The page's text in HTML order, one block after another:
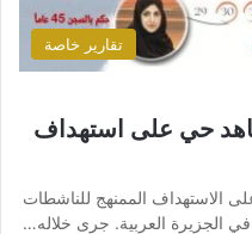
تقارير خاصة
حي على استهداف
٢٠٢٢، شاهد على الاستهداف الممنهج للناشطات
الجزيرة العربية. جرى خلاله…